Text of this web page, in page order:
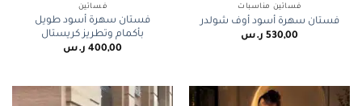
فساتين مناسبات
فستان سهرة أسود أوف شولدر
530,00 ر.س
فساتين
فستان سهرة أسود طويل
بأكمام وتطريز كريستال
400,00 ر.س